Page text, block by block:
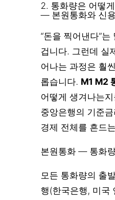
2. 통화량은 어떻
— 본원통화와 신
“돈을 찍어낸다”
겁니다. 그런데 실
어나는 과정은 훨
롭습니다. M1 M2
어떻게 생겨나는
중앙은행의 기준
경제 전체를 흔드
본원통화 — 통화
모든 통화량의 출
행(한국은행, 미국